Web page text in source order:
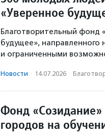
«Уверенное
Благотворительный фонд
будущее»,
и ограниченными
Новости · 14.07.2026 ·
Фонд «Созидание»
городов на